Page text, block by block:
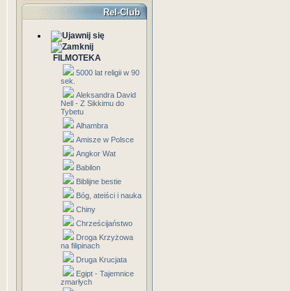
Rel-Club
FILMOTEKA
5000 lat religii w 90
sek.
Aleksandra David
Nell - Z Sikkimu do
Tybetu
Alhambra
Amisze w Polsce
Angkor Wat
Babilon
Biblijne bestie
Bóg, ateiści i nauka
Chiny
Chrześcijaństwo
Droga Krzyżowa
na filipinach
Druga Krucjata
Egipt - Tajemnice
zmarłych